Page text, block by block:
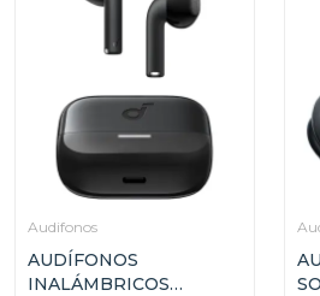
Audifonos
AUDÍFONOS
INALÁMBRICOS